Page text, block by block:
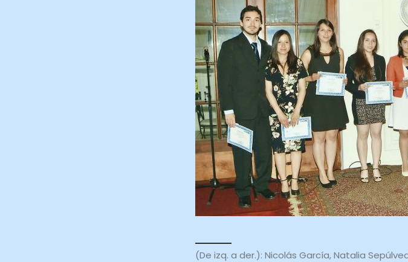
(De izq. a der.): Nicolás García, Natalia